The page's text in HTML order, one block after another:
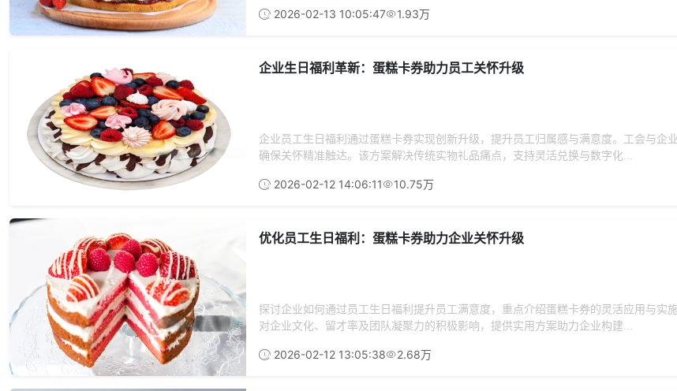
2026-02-13 10:05:47 1.93万
企业生日福利革新：蛋糕卡券助力员工关怀升级
企业员工生日福利通过蛋糕卡券实现创新升级，提升员工归属感与满意度。工会与企
确保关怀精准触达。该方案解决传统实物礼品痛点，支持灵活兑换与数字化...
2026-02-12 14:06:11 10.75万
优化员工生日福利：蛋糕卡券助力企业关怀升级
探讨企业如何通过员工生日福利提升员工满意度，重点介绍蛋糕卡券的灵活应用与实
对企业文化、留才率及团队凝聚力的积极影响，提供实用方案助力企业构建...
2026-02-12 13:05:38 2.68万